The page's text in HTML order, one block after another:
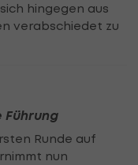
hingegen aus
verabschiedet zu
Runde auf
nun